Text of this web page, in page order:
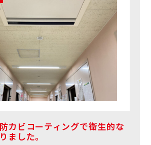
カビコーティングで衛生的な
ました。